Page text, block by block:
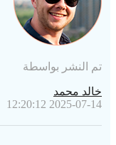
تم النشر بواسطة
خالد محمد
2025-07-14 12:20:12